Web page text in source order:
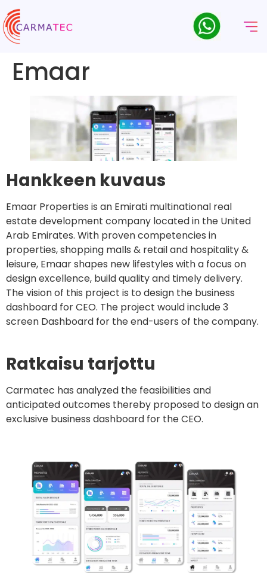
Emaar
Hankkeen kuvaus
Emaar Properties is an Emirati multinational real
estate development company located in the United
Arab Emirates. With proven competencies in
properties, shopping malls & retail and hospitality &
leisure, Emaar shapes new lifestyles with a focus on
design excellence, build quality and timely delivery.
The vision of this project is to design the business
dashboard for CEO. The project would include 3
screen Dashboard for the end-users of the company.
Ratkaisu tarjottu
Carmatec has analyzed the feasibilities and
anticipated outcomes thereby proposed to design an
exclusive business dashboard for the CEO.